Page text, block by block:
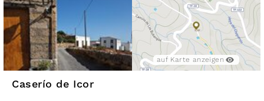
auf Karte anzeigen
Caserío de Icor